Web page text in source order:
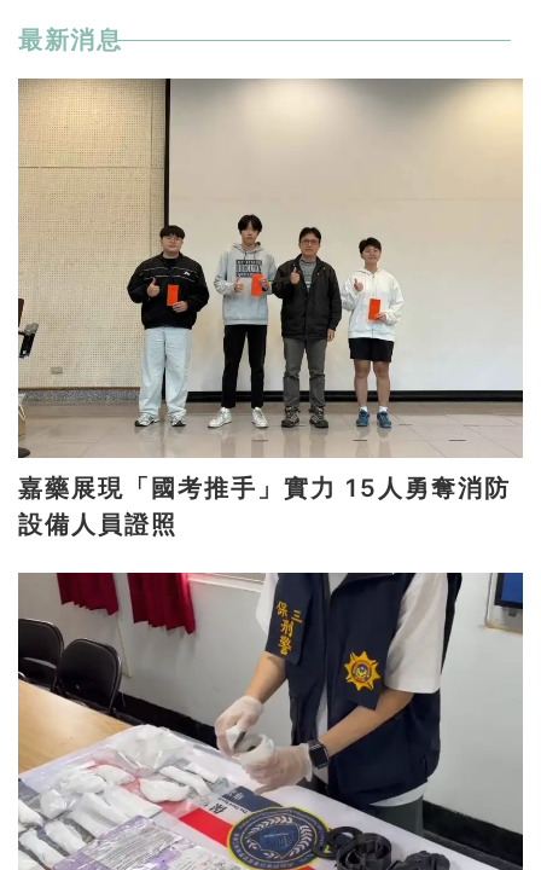
最新消息
嘉藥展現「國考推手」實力 15人勇奪消防
設備人員證照